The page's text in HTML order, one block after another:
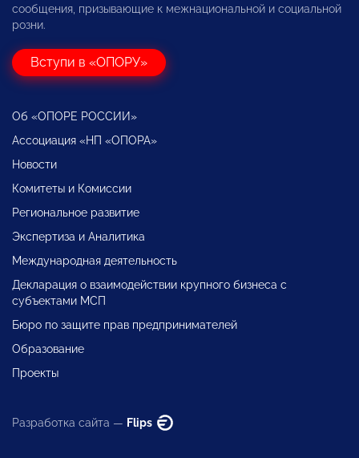
сообщения, призывающие к межнациональной и социальной
розни.
Вступи в «ОПОРУ»
Об «ОПОРЕ РОССИИ»
Ассоциация «НП «ОПОРА»
Новости
Комитеты и Комиссии
Региональное развитие
Экспертиза и Аналитика
Международная деятельность
Декларация о взаимодействии крупного бизнеса с
субъектами МСП
Бюро по защите прав предпринимателей
Образование
Проекты
Разработка сайта — Flips